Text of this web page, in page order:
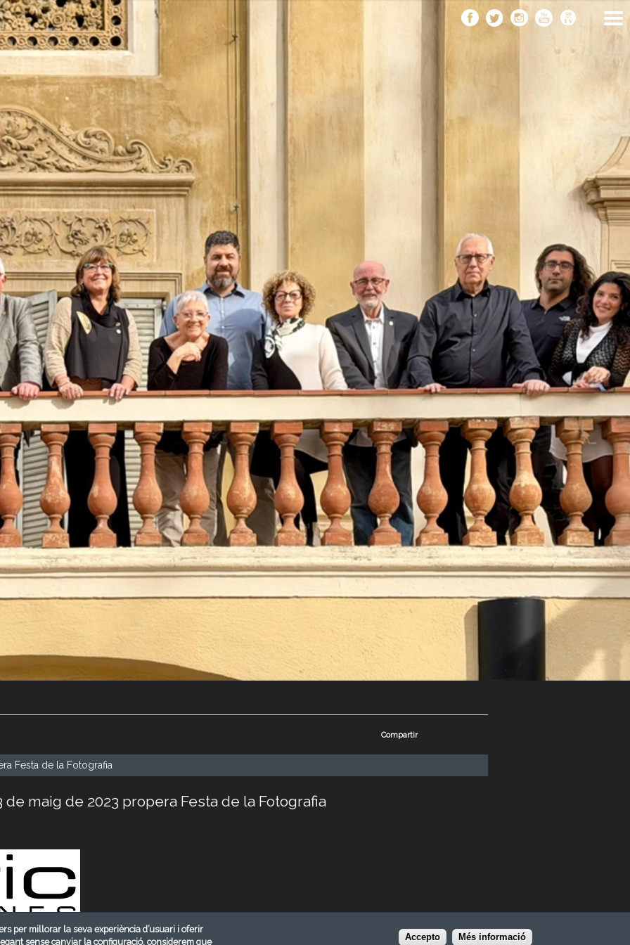
Vés
al
contingut
Compartir
Festa de la Fotografia
de maig de 2023 propera Festa de la Fotografia
de l’AFIC Blanes, estan preparant pel proper 13 de maig de 2023 una Festa de la Fotografia que us
per millorar la seva experiència d’usuari i oferir
sense canviar la configuració, considerem que
Accepto Més informació